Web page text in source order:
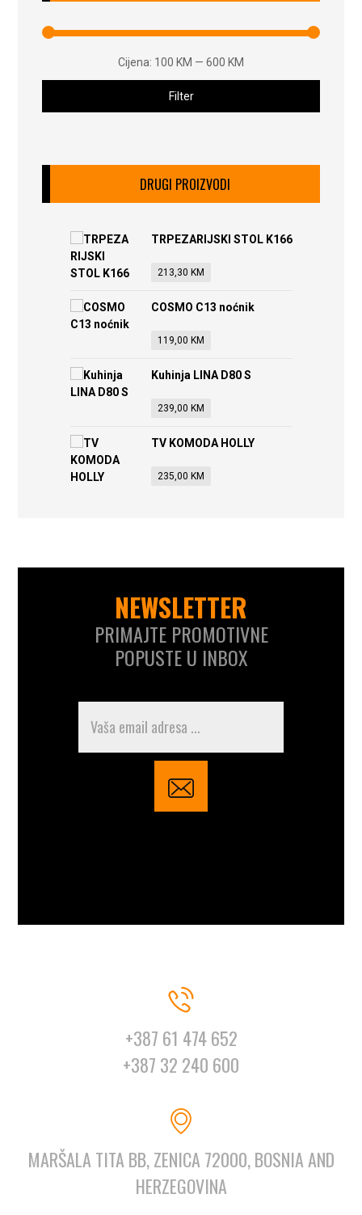
Filter
Cijena: 100 KM — 600 KM
DRUGI PROIZVODI
TRPEZARIJSKI STOL K166
213,30 KM
COSMO C13 noćnik
119,00 KM
Kuhinja LINA D80 S
239,00 KM
TV KOMODA HOLLY
235,00 KM
NEWSLETTER
PRIMAJTE PROMOTIVNE
POPUSTE U INBOX
+387 61 474 652
+387 32 240 600
MARŠALA TITA BB, ZENICA 72000, BOSNIA AND
HERZEGOVINA